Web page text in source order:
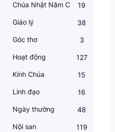
Chúa Nhật Năm C 19
Giáo lý 38
Góc thơ 3
Hoạt động 127
Kính Chúa 15
Linh đạo 16
Ngày thường 48
Nội san 119